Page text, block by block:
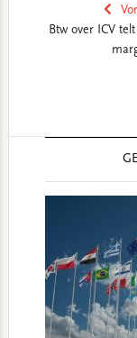
Btw over ICV